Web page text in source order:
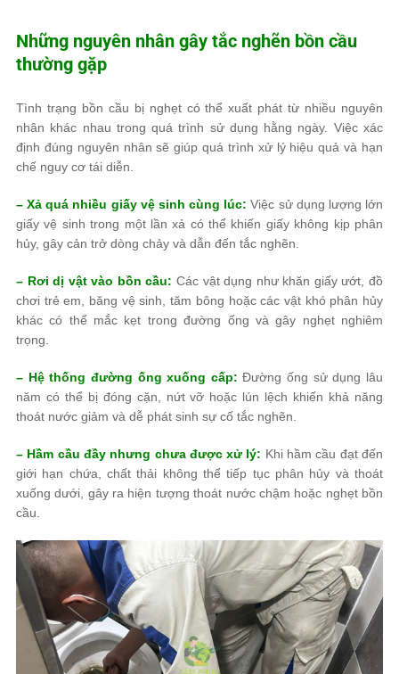
Những nguyên nhân gây tắc nghẽn bồn cầu
thường gặp
Tình trạng bồn cầu bị nghẹt có thể xuất phát từ nhiều nguyên
nhân khác nhau trong quá trình sử dụng hằng ngày. Việc xác
định đúng nguyên nhân sẽ giúp quá trình xử lý hiệu quả và hạn
chế nguy cơ tái diễn.
– Xả quá nhiều giấy vệ sinh cùng lúc:Việc sử dụng lượng lớn
giấy vệ sinh trong một lần xả có thể khiến giấy không kịp phân
hủy, gây cản trở dòng chảy và dẫn đến tắc nghẽn.
– Rơi dị vật vào bồn cầu: Các vật dụng như khăn giấy ướt, đồ
chơi trẻ em, băng vệ sinh, tăm bông hoặc các vật khó phân hủy
khác có thể mắc kẹt trong đường ống và gây nghẹt nghiêm
trọng.
– Hệ thống đường ống xuống cấp: Đường ống sử dụng lâu
năm có thể bị đóng cặn, nứt vỡ hoặc lún lệch khiến khả năng
thoát nước giảm và dễ phát sinh sự cố tắc nghẽn.
– Hầm cầu đầy nhưng chưa được xử lý: Khi hầm cầu đạt đến
giới hạn chứa, chất thải không thể tiếp tục phân hủy và thoát
xuống dưới, gây ra hiện tượng thoát nước chậm hoặc nghẹt bồn
cầu.